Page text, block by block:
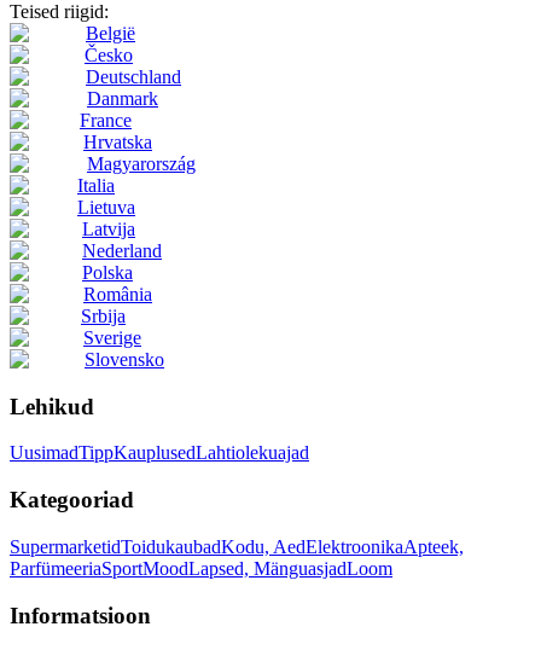
Teised riigid:
België
Česko
Deutschland
Danmark
France
Hrvatska
Magyarország
Italia
Lietuva
Latvija
Nederland
Polska
România
Srbija
Sverige
Slovensko
Lehikud
UusimadTippKauplusedLahtiolekuajad
Kategooriad
SupermarketidToidukaubadKodu, AedElektroonikaApteek,
ParfümeeriaSportMoodLapsed, MänguasjadLoom
Informatsioon